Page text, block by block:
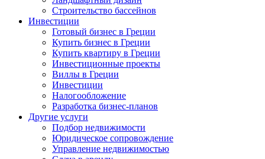
Строительство бассейнов
Инвестиции
Готовый бизнес в Греции
Купить бизнес в Греции
Купить квартиру в Греции
Инвестиционные проекты
Виллы в Греции
Инвестиции
Налогообложение
Разработка бизнес-планов
Другие услуги
Подбор недвижимости
Юридическое сопровождение
Управление недвижимостью